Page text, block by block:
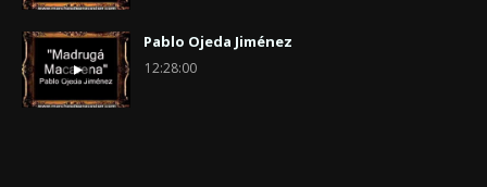
Pablo Ojeda Jiménez
12:28:00